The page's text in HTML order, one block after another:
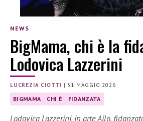
NEWS
BigMama, chi è la
Lodovica Lazzerini
LUCREZIA CIOTTI |31 MAGGIO 2026
BIGMAMA CHI È FIDANZATA
Lodovica Lazzerini, in arte Ailo,